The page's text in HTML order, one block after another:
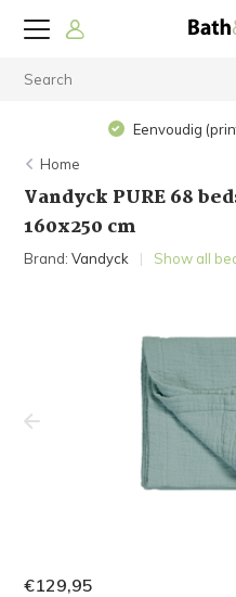
Eenvoudig
Home
Vandyck PURE 68
160x250 cm
Brand:Vandyck Show all
€129,95